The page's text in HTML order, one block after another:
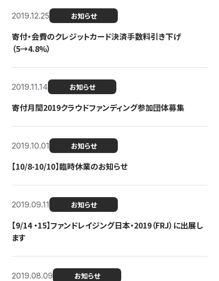
2019.12.25 お知らせ
寄付・会費のクレジットカード決済手数料引き下げ
（5→4.8%）
2019.11.14 お知らせ
寄付月間2019クラウドファンディング参加団体募集
2019.10.01 お知らせ
【10/8-10/10】臨時休業のお知らせ
2019.09.11 お知らせ
【9/14 ・15】ファンドレイジング日本・2019（FRJ）に出展し
ます
2019.08.09 お知らせ